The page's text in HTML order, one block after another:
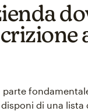
di una